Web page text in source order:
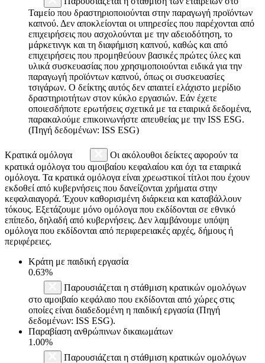
Ταμείο που δραστηριοποιούνται στην παραγωγή προϊόντων
καπνού. Δεν αποκλείονται οι υπηρεσίες που παρέχονται από
επιχειρήσεις που ασχολούνται με την αδειοδότηση, το
μάρκετινγκ και τη διαφήμιση καπνού, καθώς και από
επιχειρήσεις που προμηθεύουν βασικές πρώτες ύλες και
υλικά συσκευασίας που χρησιμοποιούνται ειδικά για την
παραγωγή προϊόντων καπνού, όπως οι συσκευασίες
τσιγάρων. Ο δείκτης αυτός δεν απαιτεί ελάχιστο μερίδιο
δραστηριοτήτων στον κύκλο εργασιών. Εάν έχετε
οποιεσδήποτε ερωτήσεις σχετικά με τα εταιρικά δεδομένα,
παρακαλούμε επικοινωνήστε απευθείας με την ISS ESG.
(Πηγή δεδομένων: ISS ESG)
Κρατικά ομόλογα
Οι ακόλουθοι δείκτες αφορούν τα
κρατικά ομόλογα του αμοιβαίου κεφαλαίου και όχι τα εταιρικά
ομόλογα. Τα κρατικά ομόλογα είναι χρεωστικοί τίτλοι που έχουν
εκδοθεί από κυβερνήσεις που δανείζονται χρήματα στην
κεφαλαιαγορά. Έχουν καθορισμένη διάρκεια και καταβάλλουν
τόκους. Εξετάζουμε μόνο ομόλογα που εκδίδονται σε εθνικό
επίπεδο, δηλαδή από κυβερνήσεις. Δεν λαμβάνουμε υπόψη
ομόλογα που εκδίδονται από περιφερειακές αρχές, δήμους ή
περιφέρειες.
Κράτη με παιδική εργασία
0.63%
Παρουσιάζεται η στάθμιση κρατικών ομολόγων
στο αμοιβαίο κεφάλαιο που εκδίδονται από χώρες στις
οποίες είναι διαδεδομένη η παιδική εργασία (Πηγή
δεδομένων: ISS ESG).
Παραβίαση ανθρώπινων δικαιωμάτων
1.00%
Παρουσιάζεται η στάθμιση κρατικών ομολόγων